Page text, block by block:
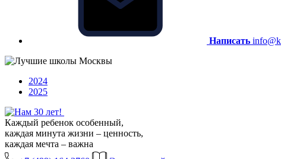
Написать
2024
2025
Каждый ребенок особенный,
каждая минута жизни – ценность,
каждая мечта – важна